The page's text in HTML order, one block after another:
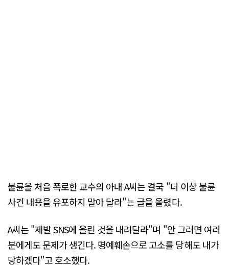
불륜을 처음 폭로한 교수의 아내 A씨는 결국 "더 이상 불륜
사건 내용을 유포하지 말아 달라"는 글을 올렸다.
A씨는 "제발 SNS에 올린 것을 내려달라"며 "안 그러면 여러
분에게도 문제가 생긴다. 명예훼손으로 고소를 당해도 내가
당하겠다"고 호소했다.